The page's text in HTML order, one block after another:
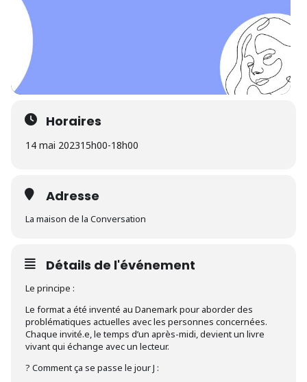
Horaires
14 mai 202315h00-18h00
Adresse
La maison de la Conversation
Détails de l'événement
Le principe :
Le format a été inventé au Danemark pour aborder des
problématiques actuelles avec les personnes concernées.
Chaque invité.e, le temps d’un après-midi, devient un livre
vivant qui échange avec un lecteur.
? Comment ça se passe le jour J :